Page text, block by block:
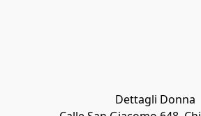
Dettagli Donna